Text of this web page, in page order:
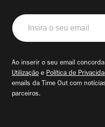
Insira
o
seu
Ao inserir o seu email
Utilização e Política de
emails da Time Out com
parceiros.